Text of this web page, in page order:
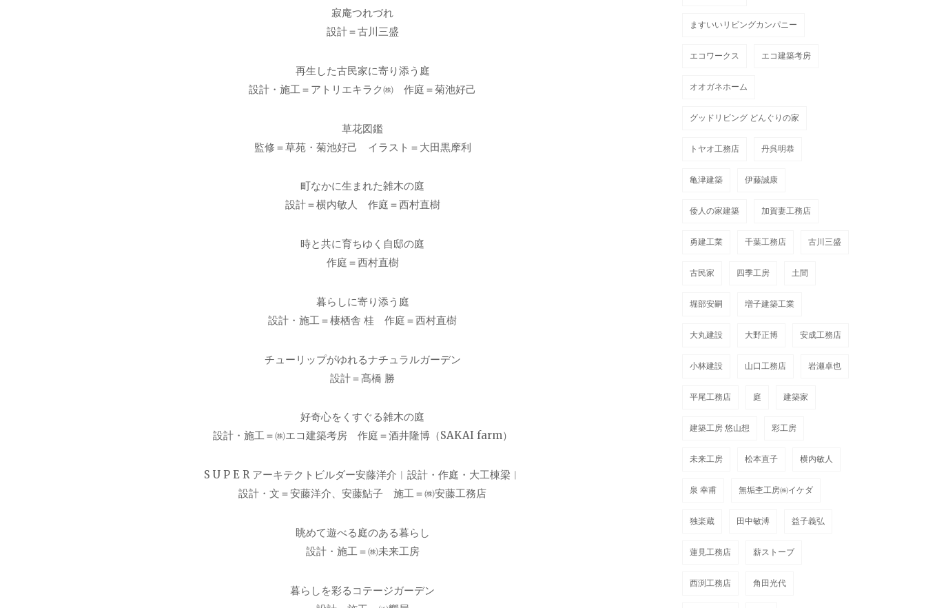
寂庵つれづれ
設計＝古川三盛
再生した古民家に寄り添う庭
設計・施工＝アトリエキラク㈱ 作庭＝菊池好己
草花図鑑
監修＝草苑・菊池好己 イラスト＝大田黒摩利
町なかに生まれた雑木の庭
設計＝横内敏人 作庭＝西村直樹
時と共に育ちゆく自邸の庭
作庭＝西村直樹
暮らしに寄り添う庭
設計・施工＝棲栖舎 桂 作庭＝西村直樹
チューリップがゆれるナチュラルガーデン
設計＝髙橋 勝
好奇心をくすぐる雑木の庭
設計・施工＝㈱エコ建築考房 作庭＝酒井隆博（SAKAI farm）
S U P E R アーキテクトビルダー安藤洋介︱設計・作庭・大工棟梁︱
設計・文＝安藤洋介、安藤鮎子 施工＝㈱安藤工務店
眺めて遊べる庭のある暮らし
設計・施工＝㈱未来工房
暮らしを彩るコテージガーデン
ますいいリビングカンパニー
エコワークス エコ建築考房
オオガネホーム
グッドリビング どんぐりの家
トヤオ工務店 丹呉明恭
亀津建築 伊藤誠康
倭人の家建築 加賀妻工務店
勇建工業 千葉工務店 古川三盛
古民家 四季工房 土間
堀部安嗣 増子建築工業
大丸建設 大野正博 安成工務店
小林建設 山口工務店 岩瀬卓也
平尾工務店 庭 建築家
建築工房 悠山想 彩工房
未来工房 松本直子 横内敏人
泉 幸甫 無垢杢工房㈱イケダ
独楽蔵 田中敏溥 益子義弘
蓮見工務店 薪ストーブ
西渕工務店 角田光代